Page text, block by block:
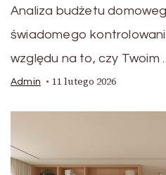
Analiza budżetu
świadomego
względu na to, czy Twoim
Admin 11 lutego 2026